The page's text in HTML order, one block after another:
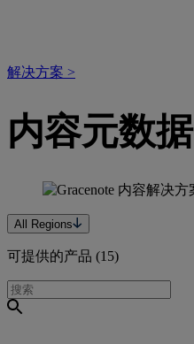
解决方案 >
内容元数据
All Regions
可提供的产品 (15)